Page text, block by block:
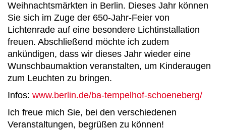
Weihnachtsmärkten in Berlin. Dieses Jahr können
Sie sich im Zuge der 650-Jahr-Feier von
Lichtenrade auf eine besondere Lichtinstallation
freuen. Abschließend möchte ich zudem
ankündigen, dass wir dieses Jahr wieder eine
Wunschbaumaktion veranstalten, um Kinderaugen
zum Leuchten zu bringen.
Infos: www.berlin.de/ba-tempelhof-schoeneberg/
Ich freue mich Sie, bei den verschiedenen
Veranstaltungen, begrüßen zu können!